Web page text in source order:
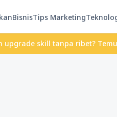
BisnisTips Marketing
skill tanpa ribet?